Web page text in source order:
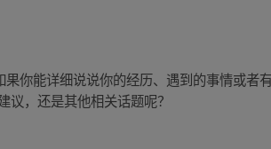
果你能详细说说你的经历、遇到的事情或
，还是其他相关话题呢？